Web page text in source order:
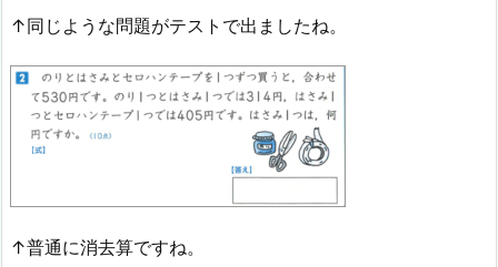
↑同じような問題がテストで出ましたね。
↑普通に消去算ですね。